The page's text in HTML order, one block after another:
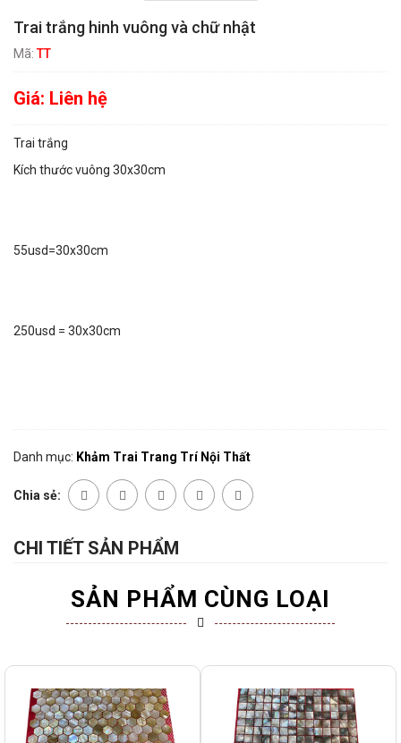
Trai trắng hinh vuông và chữ nhật
Mã:TT
Giá: Liên hệ
Trai trắng
Kích thước vuông 30x30cm
55usd=30x30cm
250usd = 30x30cm
Danh mục: Khảm Trai Trang Trí Nội Thất
Chia sẻ:
CHI TIẾT SẢN PHẨM
SẢN PHẨM CÙNG LOẠI